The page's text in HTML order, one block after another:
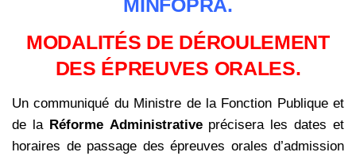
MINFOPRA.
MODALITÉS DE DÉROULEMENT
DES ÉPREUVES ORALES.
Un communiqué du Ministre de la Fonction Publique et
de la Réforme Administrativeprécisera les dates et
horaires de passage des épreuves orales d’admission